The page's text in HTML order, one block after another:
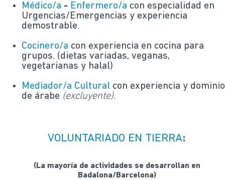
Médico/a - Enfermero/a con especialidad en
Urgencias/Emergencias y experiencia
demostrable.
Cocinero/a con experiencia en cocina para
grupos. (dietas variadas, veganas,
vegetarianas y halal)
Mediador/a Cultural con experiencia y dominio
de árabe (excluyente).
VOLUNTARIADO EN TIERRA:
(La mayoría de actividades se desarrollan en
Badalona/Barcelona)